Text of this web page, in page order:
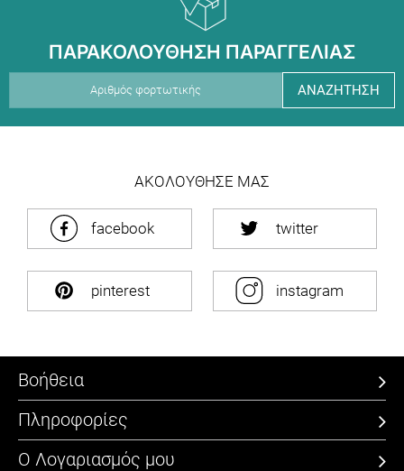
ΠΑΡΑΚΟΛΟΥΘΗΣΗ ΠΑΡΑΓΓΕΛΙΑΣ
ΑΝΑΖΗΤΗΣΗ
ΑΚΟΛΟΥΘΗΣΕ ΜΑΣ
facebook twitter
pinterest instagram
Βοήθεια
Πληροφορίες
Ο Λογαριασμός μου